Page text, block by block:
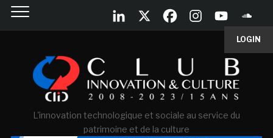
LOGIN
L'innovation technologique et sociale au service du
patrimoine et de la culture